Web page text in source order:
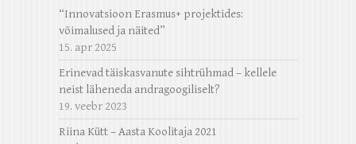
“Innovatsioon Erasmus+ projektides:
võimalused ja näited”
15. apr 2025
Erinevad täiskasvanute sihtrühmad – kellele
neist läheneda andragoogiliselt?
19. veebr 2023
Riina Kütt – Aasta Koolitaja 2021